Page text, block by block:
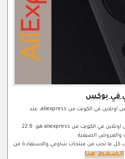
في بوكس
تسوق شاومي تي في بوكس اونلاين في الكويت من aliexpress، عند
سعر شاومي تي في بوكس اونلاين في الكويت من aliexpress هو: 22.8
والعروض الصيفية
كل ما تحب من منتجات شاومي والاستفادة من
الضغط هنا